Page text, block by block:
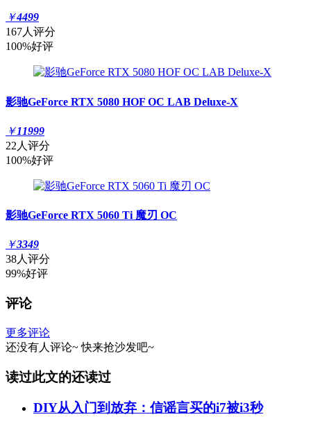
￥4499
167人评分
100%好评
影驰GeForce RTX 5080 HOF OC LAB Deluxe-X
￥11999
22人评分
100%好评
影驰GeForce RTX 5060 Ti 魔刃 OC
￥3349
38人评分
99%好评
评论
更多评论
还没有人评论~ 快来抢沙发吧~
读过此文的还读过
DIY从入门到放弃：信谣言买的i7被i3秒